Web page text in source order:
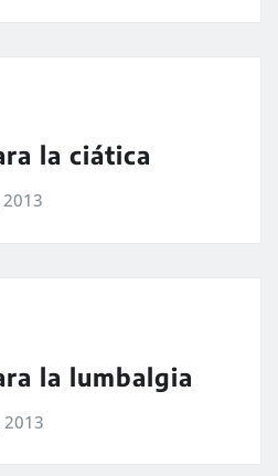
la ciática
2013
la lumbalgia
2013